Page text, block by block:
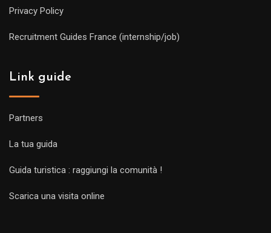
Privacy Policy
Recruitment Guides France (internship/job)
Link guide
Partners
La tua guida
Guida turistica : raggiungi la comunità !
Scarica una visita online